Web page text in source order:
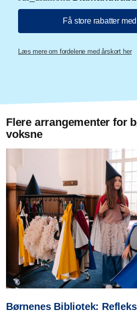
Få store rabatter
Læs mere om fordelene med årskort her
Flere arrangementer for
voksne
Børnenes Bibliotek: